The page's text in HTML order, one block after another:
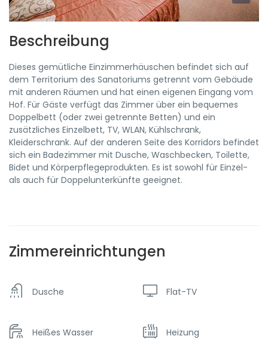
Beschreibung
Dieses gemütliche Einzimmerhäuschen befindet sich auf
dem Territorium des Sanatoriums getrennt vom Gebäude
mit anderen Räumen und hat einen eigenen Eingang vom
Hof. Für Gäste verfügt das Zimmer über ein bequemes
Doppelbett (oder zwei getrennte Betten) und ein
zusätzliches Einzelbett, TV, WLAN, Kühlschrank,
Kleiderschrank. Auf der anderen Seite des Korridors befindet
sich ein Badezimmer mit Dusche, Waschbecken, Toilette,
Bidet und Körperpflegeprodukten. Es ist sowohl für Einzel-
als auch für Doppelunterkünfte geeignet.
Zimmereinrichtungen
Dusche Flat-TV
Heißes Wasser Heizung